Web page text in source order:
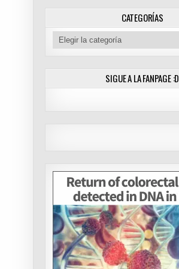
CATEGORÍAS
Categorías
SIGUE A LA FANPAGE :D